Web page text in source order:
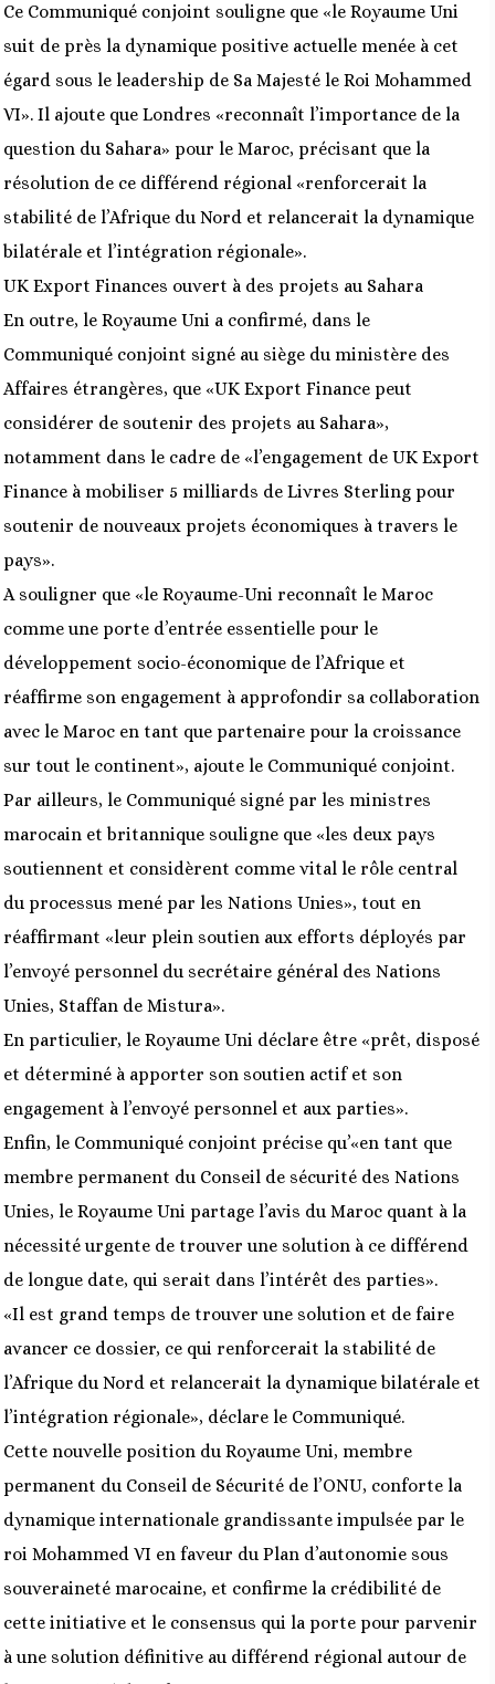
Ce Communiqué conjoint souligne que «le Royaume Uni
suit de près la dynamique positive actuelle menée à cet
égard sous le leadership de Sa Majesté le Roi Mohammed
VI». Il ajoute que Londres «reconnaît l’importance de la
question du Sahara» pour le Maroc, précisant que la
résolution de ce différend régional «renforcerait la
stabilité de l’Afrique du Nord et relancerait la dynamique
bilatérale et l’intégration régionale».
UK Export Finances ouvert à des projets au Sahara
En outre, le Royaume Uni a confirmé, dans le
Communiqué conjoint signé au siège du ministère des
Affaires étrangères, que «UK Export Finance peut
considérer de soutenir des projets au Sahara»,
notamment dans le cadre de «l’engagement de UK Export
Finance à mobiliser 5 milliards de Livres Sterling pour
soutenir de nouveaux projets économiques à travers le
pays».
A souligner que «le Royaume-Uni reconnaît le Maroc
comme une porte d’entrée essentielle pour le
développement socio-économique de l’Afrique et
réaffirme son engagement à approfondir sa collaboration
avec le Maroc en tant que partenaire pour la croissance
sur tout le continent», ajoute le Communiqué conjoint.
Par ailleurs, le Communiqué signé par les ministres
marocain et britannique souligne que «les deux pays
soutiennent et considèrent comme vital le rôle central
du processus mené par les Nations Unies», tout en
réaffirmant «leur plein soutien aux efforts déployés par
l’envoyé personnel du secrétaire général des Nations
Unies, Staffan de Mistura».
En particulier, le Royaume Uni déclare être «prêt, disposé
et déterminé à apporter son soutien actif et son
engagement à l’envoyé personnel et aux parties».
Enfin, le Communiqué conjoint précise qu’«en tant que
membre permanent du Conseil de sécurité des Nations
Unies, le Royaume Uni partage l’avis du Maroc quant à la
nécessité urgente de trouver une solution à ce différend
de longue date, qui serait dans l’intérêt des parties».
«Il est grand temps de trouver une solution et de faire
avancer ce dossier, ce qui renforcerait la stabilité de
l’Afrique du Nord et relancerait la dynamique bilatérale et
l’intégration régionale», déclare le Communiqué.
Cette nouvelle position du Royaume Uni, membre
permanent du Conseil de Sécurité de l’ONU, conforte la
dynamique internationale grandissante impulsée par le
roi Mohammed VI en faveur du Plan d’autonomie sous
souveraineté marocaine, et confirme la crédibilité de
cette initiative et le consensus qui la porte pour parvenir
à une solution définitive au différend régional autour de